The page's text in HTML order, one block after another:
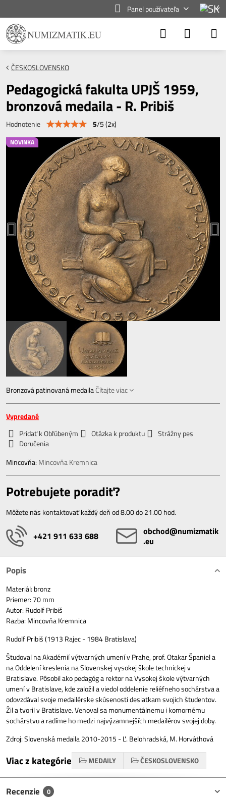
Panel používateľa
NOVINKA
ČESKOSLOVENSKO
Pedagogická fakulta UPJŠ 1959,
bronzová medaila - R. Pribiš
Hodnotenie 5/5(2x)
Bronzová patinovaná medailaČítajte viac
Vypredané
Pridať k Obľúbeným
Otázka k produktu
Strážny pes
Doručenia
Mincovňa: Mincovňa Kremnica
Potrebujete poradiť?
Môžete nás kontaktovať každý deň od 8.00 do 21.00 hod.
+421 911 633 688
obchod​@numizmatik​
.eu
Popis
Materiál: bronz
Priemer: 70 mm
Autor: Rudolf Pribiš
Razba: Mincovňa Kremnica
Rudolf Pribiš (1913 Rajec - 1984 Bratislava)
Študoval na Akadémií výtvarných umení v Prahe, prof. Otakar Španiel a
na Oddelení kreslenia na Slovenskej vysokej škole technickej v
Bratislave. Pôsobil ako pedagóg a rektor na Vysokej škole výtvarných
umení v Bratislave, kde založil a viedol oddelenie reliéfneho sochárstva a
odovzdával svoje medailérske skúsenosti desiatkam svojich študentov.
Žil a tvoril v Bratislave. Venoval sa monumentálnemu i komornému
sochárstvu a radíme ho medzi najvýzamnejších medailérov svojej doby.
Zdroj: Slovenská medaila 2010-2015 - Ľ. Belohradská, M. Horváthová
Viac z kategórie MEDAILY ČESKOSLOVENSKO
Recenzie 0